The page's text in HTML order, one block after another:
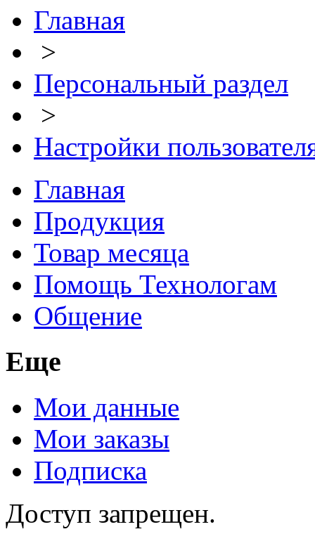
Главная
>
Персональный раздел
>
Настройки
Главная
Продукция
Товар месяца
Помощь Технологам
Общение
Еще
Мои данные
Мои заказы
Подписка
Доступ запрещен.